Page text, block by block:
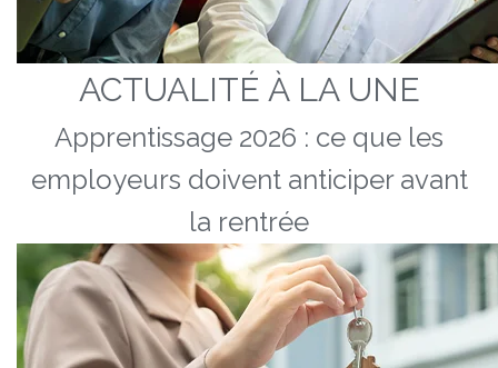
ACTUALITÉ À LA UNE
Apprentissage 2026 : ce que les
employeurs doivent anticiper avant
la rentrée